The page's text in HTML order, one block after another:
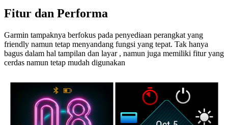
Fitur dan Performa
Garmin tampaknya berfokus pada penyediaan perangkat yang
friendly namun tetap menyandang fungsi yang tepat. Tak hanya
bagus dalam hal tampilan dan layar , namun juga memiliki fitur yang
cerdas namun tetap mudah digunakan